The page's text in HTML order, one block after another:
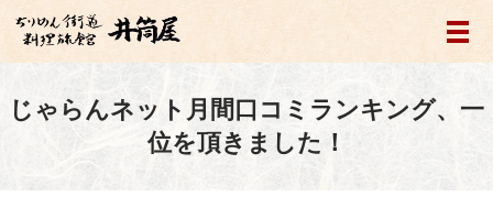
メ
じゃらんネット月間口コミランキング、一
位を頂きました！